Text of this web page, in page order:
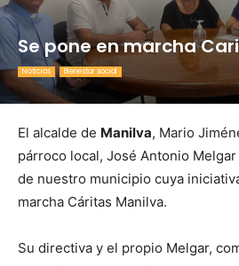
Se pone en marcha
Noticias Bienestar social
El alcalde de Manilva, Mario
párroco local, José Antonio
de nuestro municipio cuya
marcha Cáritas Manilva.
Su directiva y el propio Melgar,